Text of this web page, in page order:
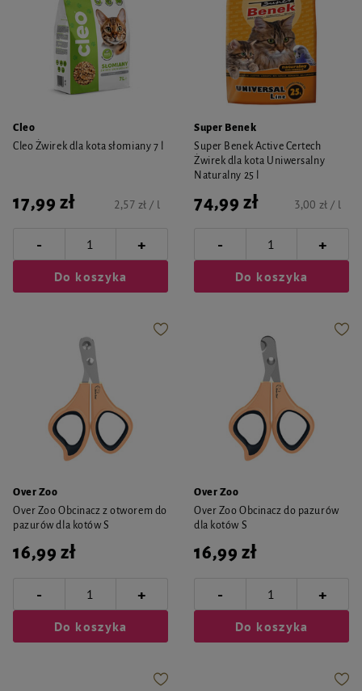
Cleo
Cleo Żwirek dla kota słomiany 7 l
17,99 zł 2,57 zł / l
- +
Do koszyka
Super Benek
Super Benek Active Certech
Żwirek dla kota Uniwersalny
Naturalny 25 l
74,99 zł 3,00 zł / l
- +
Do koszyka
Over Zoo
Over Zoo Obcinacz z otworem do
pazurów dla kotów S
16,99 zł
- +
Do koszyka
Over Zoo
Over Zoo Obcinacz do pazurów
dla kotów S
16,99 zł
- +
Do koszyka